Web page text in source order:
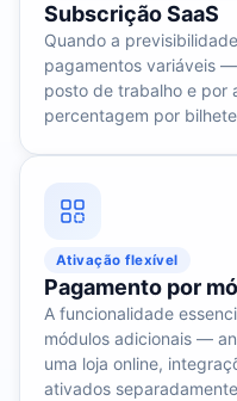
Subscrição SaaS
Quando a
pagamentos variáveis
posto de trabalho e por
percentagem por
Ativação flexível
Pagamento por
A funcionalidade
módulos adicionais —
uma loja online,
ativados